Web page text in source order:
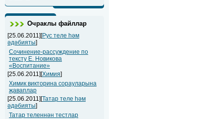
Очраклы файллар
[25.06.2011][Рус теле һәм
әдәбияты]
Сочинение-рассуждение по
тексту Е. Новикова
«Воспитание»
[25.06.2011][Химия]
Химик викторина сорауларына
җаваплар
[25.06.2011][Татар теле һәм
әдәбияты]
Татар теленнән тестлар